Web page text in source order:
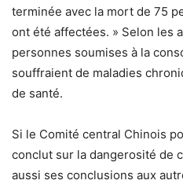
terminée avec la mort de 75
ont été affectées. » Selon les
personnes soumises à la
souffraient de maladies
de santé.
Si le Comité central Chinois
conclut sur la dangerosité de
aussi ses conclusions aux